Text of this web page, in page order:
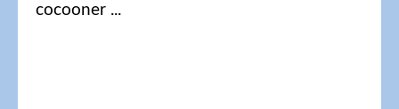
cocooner ...